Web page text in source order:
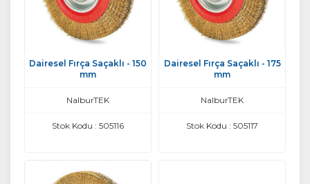
Dairesel Fırça Saçaklı - 150
mm
NalburTEK
Stok Kodu : 505116
Dairesel Fırça Saçaklı - 175
mm
NalburTEK
Stok Kodu : 505117